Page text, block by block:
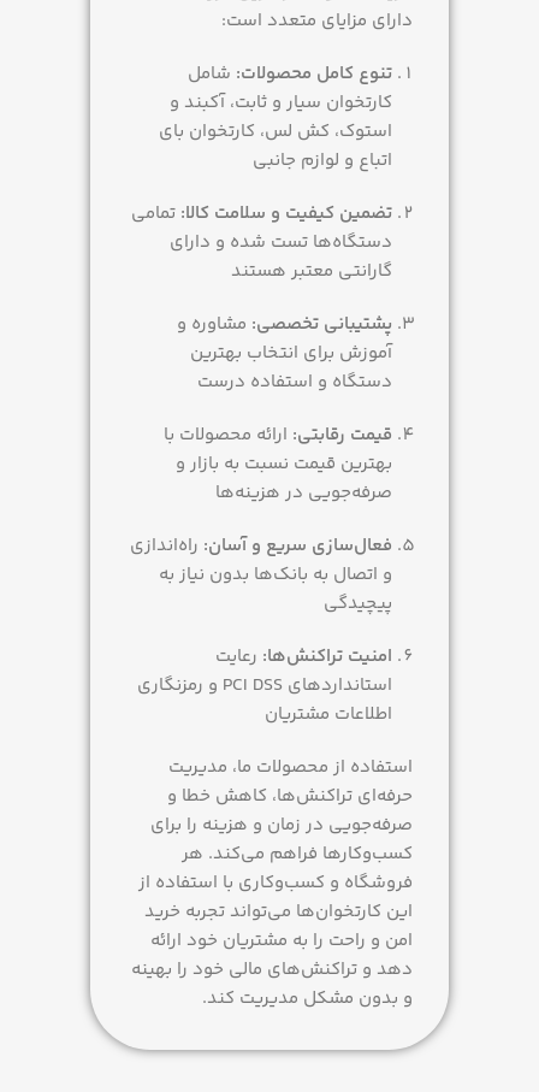
دارای مزایای متعدد است:
تنوع کامل محصولات: شامل
کارتخوان سیار و ثابت، آکبند و
استوک، کش لس، کارتخوان بای
اتباع و لوازم جانبی
تضمین کیفیت و سلامت کالا: تمامی
دستگاه‌ها تست شده و دارای
گارانتی معتبر هستند
پشتیبانی تخصصی: مشاوره و
آموزش برای انتخاب بهترین
دستگاه و استفاده درست
قیمت رقابتی: ارائه محصولات با
بهترین قیمت نسبت به بازار و
صرفه‌جویی در هزینه‌ها
فعال‌سازی سریع و آسان: راه‌اندازی
و اتصال به بانک‌ها بدون نیاز به
پیچیدگی
امنیت تراکنش‌ها: رعایت
استانداردهای PCI DSS و رمزنگاری
اطلاعات مشتریان
استفاده از محصولات ما، مدیریت
حرفه‌ای تراکنش‌ها، کاهش خطا و
صرفه‌جویی در زمان و هزینه را برای
کسب‌وکارها فراهم می‌کند. هر
فروشگاه و کسب‌وکاری با استفاده از
این کارتخوان‌ها می‌تواند تجربه خرید
امن و راحت را به مشتریان خود ارائه
دهد و تراکنش‌های مالی خود را بهینه
و بدون مشکل مدیریت کند.